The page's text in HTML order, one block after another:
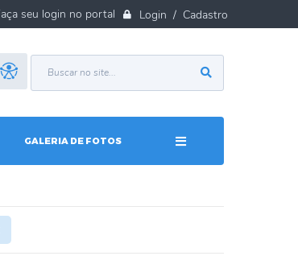
Login / Cadastro
GALERIA DE FOTOS